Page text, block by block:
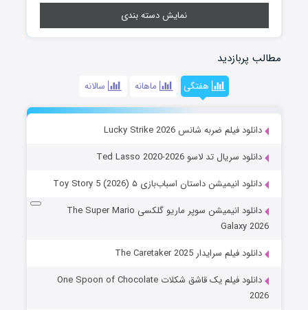
نمایش دسته بندی
مطالب پربازدید
هفتگی ماهانه سالانه
دانلود فیلم ضربه شانس Lucky Strike 2026
دانلود سریال تد لاسو Ted Lasso 2020-2026
دانلود انیمیشن داستان اسباب‌بازی ۵ Toy Story 5 (2026)
دانلود انیمیشن سوپر ماریو گلکسی The Super Mario
Galaxy 2026
دانلود فیلم سرایدار The Caretaker 2025
دانلود فیلم یک قاشق شکلات One Spoon of Chocolate
2026